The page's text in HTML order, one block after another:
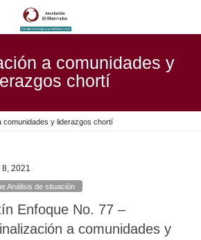
a comunidades y
chortí
comunidades y liderazgos chortí
2021
Análisis de situación
Enfoque No. 77 –
a comunidades y